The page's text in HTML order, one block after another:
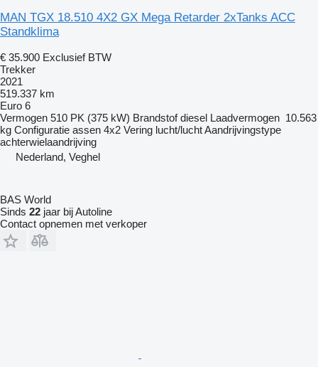
MAN TGX 18.510 4X2 GX Mega Retarder 2xTanks ACC
Standklima
€ 35.900 Exclusief BTW
Trekker
2021
519.337 km
Euro 6
Vermogen 510 PK (375 kW) Brandstof diesel Laadvermogen 10.563
kg Configuratie assen 4x2 Vering lucht/luchtAandrijvingstype
achterwielaandrijving
Nederland, Veghel
BAS World
Sinds 22 jaar bij Autoline
Contact opnemen met verkoper